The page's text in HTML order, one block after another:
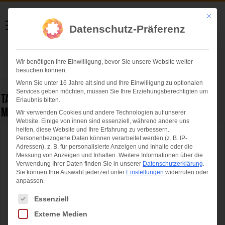
Helmut Swoboda
Fotografie
Herzlich willkommen
Tag Archives:
Münchner Marathonwochenende
800 Trachtenläufer starten in das Münchner
Marathonwochenende
Mit
Datenschutz-Präferenz
Wir benötigen Ihre Einwilligung, bevor Sie unsere Website weiter
besuchen können.
Wenn Sie unter 16 Jahre alt sind und Ihre Einwilligung zu optionalen
Services geben möchten, müssen Sie Ihre Erziehungsberechtigten um
Erlaubnis bitten.
Wir verwenden Cookies und andere Technologien auf unserer
Website. Einige von ihnen sind essenziell, während andere uns
helfen, diese Website und Ihre Erfahrung zu verbessern.
Personenbezogene Daten können verarbeitet werden (z. B. IP-
Adressen), z. B. für personalisierte Anzeigen und Inhalte oder die
Messung von Anzeigen und Inhalten. Weitere Informationen über die
Verwendung Ihrer Daten finden Sie in unserer Datenschutzerklärung.
Sie können Ihre Auswahl jederzeit unter Einstellungen widerrufen oder
anpassen.
Es folgt eine Liste der Service-Gruppen, für die eine Einwilligung
Essenziell
Externe Medien